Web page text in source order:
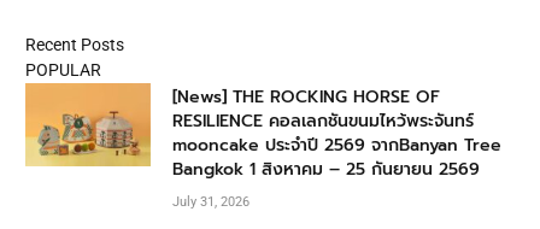
Recent Posts
POPULAR
[News] THE ROCKING HORSE OF
RESILIENCE คอลเลกชันขนมไหว้พระจันทร์
mooncake ประจำปี 2569 จากBanyan Tree
Bangkok 1 สิงหาคม – 25 กันยายน 2569
July 31, 2026